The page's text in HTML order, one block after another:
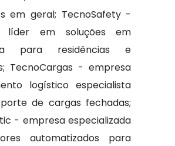
em geral; TecnoSafety -
líder em soluções em
para residências e
TecnoCargas - empresa
logístico especialista
de cargas fechadas;
- empresa especializada
automatizados para